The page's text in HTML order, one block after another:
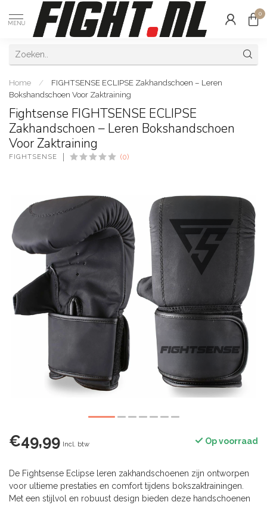
MENU
0
Home /
FIGHTSENSE ECLIPSE Zakhandschoen – Leren
Bokshandschoen Voor Zaktraining
Fightsense FIGHTSENSE ECLIPSE
Zakhandschoen – Leren Bokshandschoen
Voor Zaktraining
FIGHTSENSE (0)
€49,99 Incl. btw Op voorraad
De Fightsense Eclipse leren zakhandschoenen zijn ontworpen
voor ultieme prestaties en comfort tijdens bokszaktrainingen.
Met een stijlvol en robuust design bieden deze handschoenen